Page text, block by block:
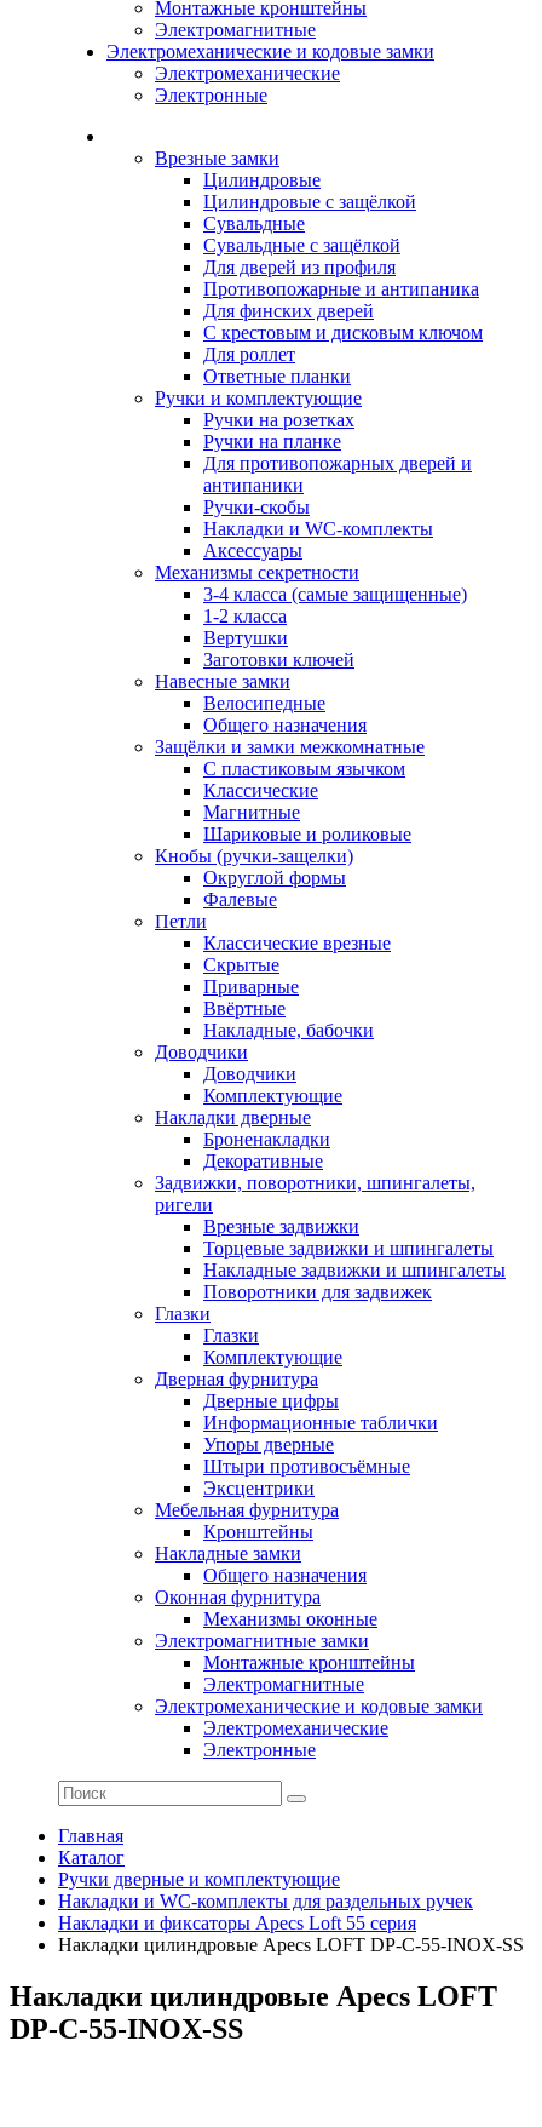
Монтажные кронштейны
Электромагнитные
Электромеханические и кодовые замки
Электромеханические
Электронные
Врезные замки
Цилиндровые
Цилиндровые с защёлкой
Сувальдные
Сувальдные с защёлкой
Для дверей из профиля
Противопожарные и антипаника
Для финских дверей
С крестовым и дисковым ключом
Для роллет
Ответные планки
Ручки и комплектующие
Ручки на розетках
Ручки на планке
Для противопожарных дверей и
антипаники
Ручки-скобы
Накладки и WC-комплекты
Аксессуары
Механизмы секретности
3-4 класса (самые защищенные)
1-2 класса
Вертушки
Заготовки ключей
Навесные замки
Велосипедные
Общего назначения
Защёлки и замки межкомнатные
С пластиковым язычком
Классические
Магнитные
Шариковые и роликовые
Кнобы (ручки-защелки)
Округлой формы
Фалевые
Петли
Классические врезные
Скрытые
Приварные
Ввёртные
Накладные, бабочки
Доводчики
Доводчики
Комплектующие
Накладки дверные
Броненакладки
Декоративные
Задвижки, поворотники, шпингалеты,
ригели
Врезные задвижки
Торцевые задвижки и шпингалеты
Накладные задвижки и шпингалеты
Поворотники для задвижек
Глазки
Глазки
Комплектующие
Дверная фурнитура
Дверные цифры
Информационные таблички
Упоры дверные
Штыри противосъёмные
Эксцентрики
Мебельная фурнитура
Кронштейны
Накладные замки
Общего назначения
Оконная фурнитура
Механизмы оконные
Электромагнитные замки
Монтажные кронштейны
Электромагнитные
Электромеханические и кодовые замки
Электромеханические
Электронные
Главная
Каталог
Ручки дверные и комплектующие
Накладки и WC-комплекты для раздельных ручек
Накладки и фиксаторы Apecs Loft 55 серия
Накладки цилиндровые Apecs LOFT DP-C-55-INOX-SS
Накладки цилиндровые Apecs LOFT
DP-C-55-INOX-SS